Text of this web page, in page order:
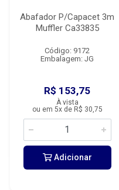
Abafador P/Capacet 3m
Muffler Ca33835
Código: 9172
Embalagem: JG
R$ 153,75
À vista
ou em 5x de R$ 30,75
Adicionar